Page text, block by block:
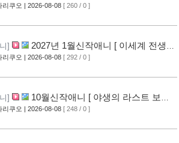
규어 공개 [9]
리쿠오 | 2026-08-08 [ 260 / 0 ]
]
2027년 1월신작애니 [ 이세계 전생
기 ] PV 영상 공개 [8]
리쿠오 | 2026-08-08 [ 292 / 0 ]
]
10월신작애니 [ 야생의 라스트 보스
타났다! ] 2기 PV 영상 공개
리쿠오 | 2026-08-08 [ 248 / 0 ]